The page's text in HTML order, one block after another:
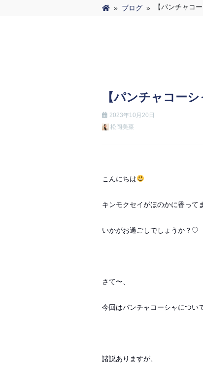
» ブログ » 【パンチャコ
【パンチャコー
2023年10月20日
松岡美菜
こんにちは
キンモクセイがほのかに香って
いかがお過ごしでしょうか？♡
さて〜、
今回はパンチャコーシャについ
諸説ありますが、